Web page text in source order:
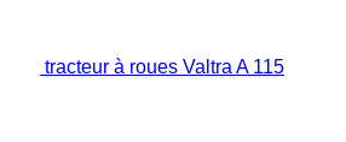
tracteur à roues Valtra A 115